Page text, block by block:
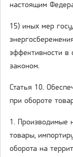
настоящим
15) иных мер
эффективности в
законом.
Статья 10.
при обороте
1. Производимые
товары,
оборота на